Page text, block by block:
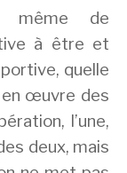
même de
à être et
quelle
en œuvre des
l’une,
deux, mais